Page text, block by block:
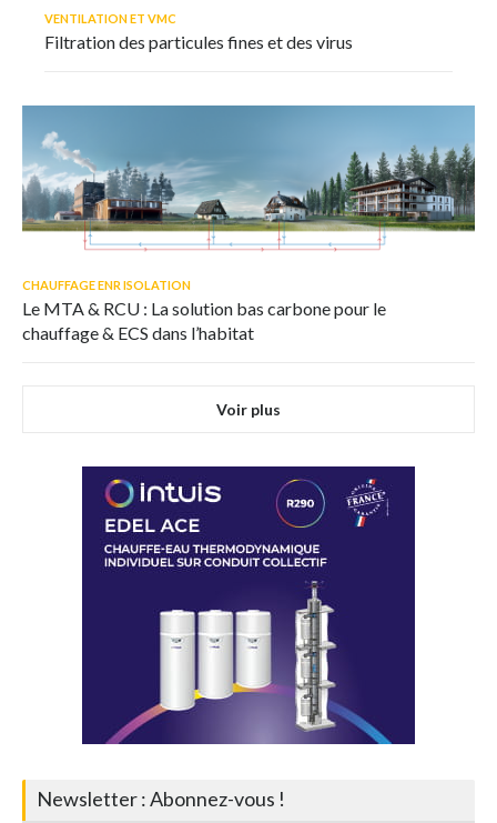
VENTILATION ET VMC
Filtration des particules fines et des virus
CHAUFFAGE ENR ISOLATION
Le MTA & RCU : La solution bas carbone pour le
chauffage & ECS dans l’habitat
Voir plus
Newsletter : Abonnez-vous !